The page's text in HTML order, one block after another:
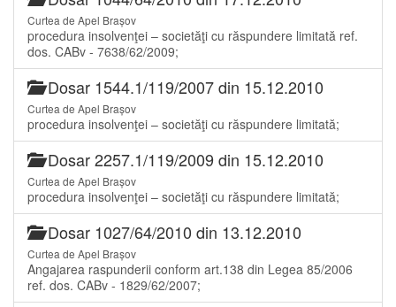
Curtea de Apel Brașov
procedura insolvenţei – societăţi cu răspundere limitată ref.
dos. CABv - 7638/62/2009;
Dosar 1544.1/119/2007 din 15.12.2010
Curtea de Apel Brașov
procedura insolvenţei – societăţi cu răspundere limitată;
Dosar 2257.1/119/2009 din 15.12.2010
Curtea de Apel Brașov
procedura insolvenţei – societăţi cu răspundere limitată;
Dosar 1027/64/2010 din 13.12.2010
Curtea de Apel Brașov
Angajarea raspunderii conform art.138 din Legea 85/2006
ref. dos. CABv - 1829/62/2007;